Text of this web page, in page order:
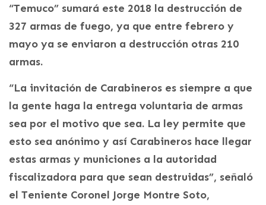
“Temuco” sumará este 2018 la destrucción de
327 armas de fuego, ya que entre febrero y
mayo ya se enviaron a destrucción otras 210
armas.
“La invitación de Carabineros es siempre a que
la gente haga la entrega voluntaria de armas
sea por el motivo que sea. La ley permite que
esto sea anónimo y así Carabineros hace llegar
estas armas y municiones a la autoridad
fiscalizadora para que sean destruidas”, señaló
el Teniente Coronel Jorge Montre Soto,